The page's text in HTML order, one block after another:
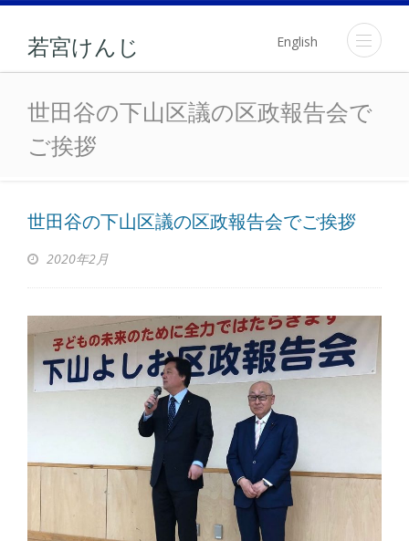
若宮けんじ English
世田谷の下山区議の区政
世田谷の下山区議の区政報告会で
ご挨拶
世田谷の下山区議の区政報告会でご挨拶
2020年2月